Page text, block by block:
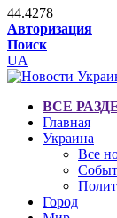
44.4278
Авторизация
Поиск
UA
ВСЕ
Главная
Украина
Все
Город